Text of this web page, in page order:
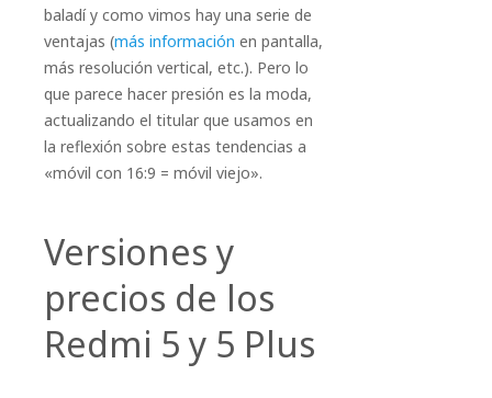
baladí y como vimos hay una serie de
ventajas (más información en pantalla,
más resolución vertical, etc.). Pero lo
que parece hacer presión es la moda,
actualizando el titular que usamos en
la reflexión sobre estas tendencias a
«móvil con 16:9 = móvil viejo».
Versiones y
precios de los
Redmi 5 y 5 Plus